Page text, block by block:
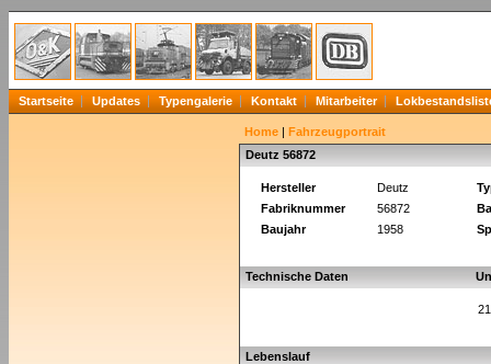
Startseite Updates Typengalerie Kontakt Mitarbeiter
Home | Fahrzeugportrait
Deutz 56872
Hersteller Deutz
Fabriknummer
56872
Baujahr
1958
Technische Daten
Lebenslauf